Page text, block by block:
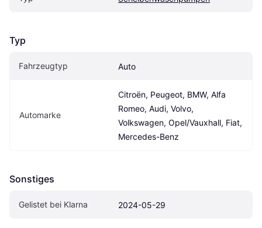
Typ
Fahrzeugtyp Auto
Automarke
Citroën, Peugeot, BMW, Alfa
Romeo, Audi, Volvo,
Volkswagen, Opel/Vauxhall, Fiat,
Mercedes-Benz
Sonstiges
Gelistet bei Klarna 2024-05-29